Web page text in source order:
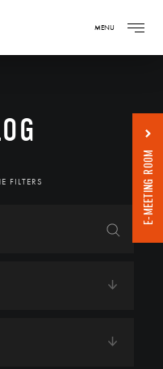
MENU
FILTERS E-MEETING ROOM